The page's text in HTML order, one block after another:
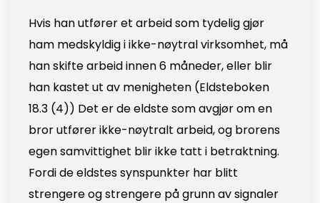
Hvis han utfører et arbeid som tydelig gjør
ham medskyldig i ikke-nøytral virksomhet, må
han skifte arbeid innen 6 måneder, eller blir
han kastet ut av menigheten (Eldsteboken
18.3 (4)) Det er de eldste som avgjør om en
bror utfører ikke-nøytralt arbeid, og brorens
egen samvittighet blir ikke tatt i betraktning.
Fordi de eldstes synspunkter har blitt
strengere og strengere på grunn av signaler